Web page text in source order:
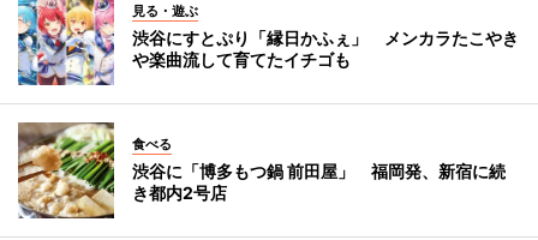
見る・遊ぶ
渋谷にすとぷり「縁日かふぇ」 メンカラたこやき
や楽曲流して育てたイチゴも
食べる
渋谷に「博多もつ鍋 前田屋」 福岡発、新宿に続
き都内2号店